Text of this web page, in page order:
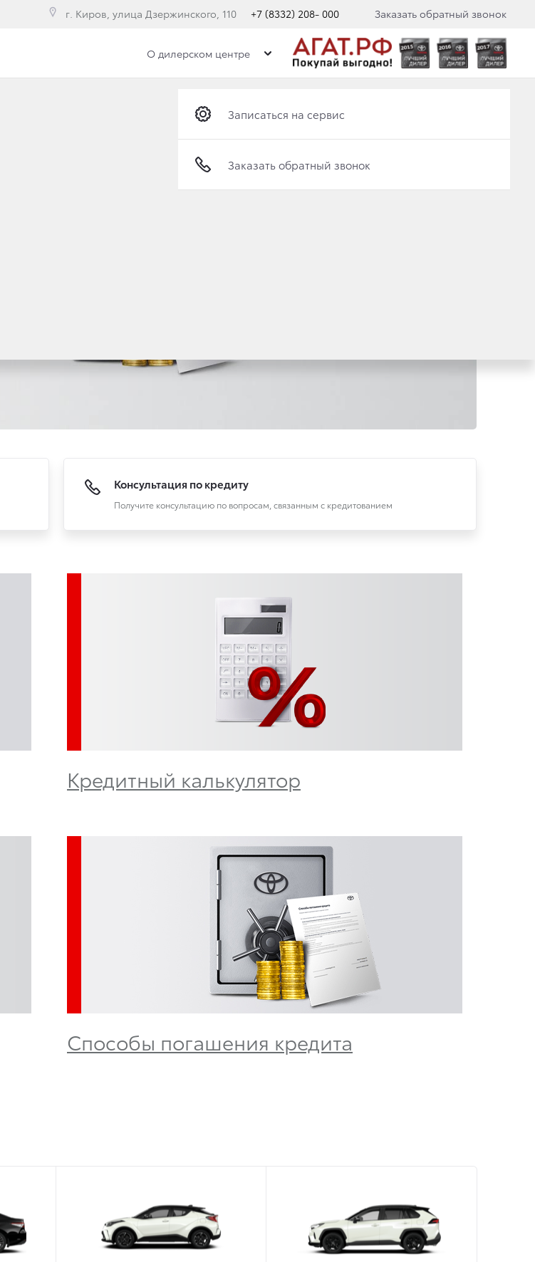
г. Киров, улица Дзержинского, 110 +7 (8332) 208- 000 Заказать обратный звонок
Записаться на сервис
Отправить заявку на Трейд-ин
О дилерском центре
Записаться на сервис
Заказать обратный звонок
Консультация по кредиту
Получите консультацию по вопросам, связанным с кредитованием
Кредитный калькулятор
Способы погашения кредита